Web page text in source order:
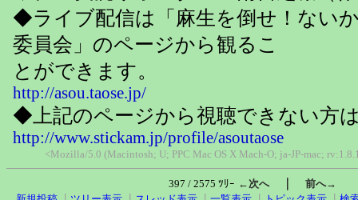
◆ライブ配信は「麻生を倒せ！ない
委員会」のページから観るこ
とができます。
http://asou.taose.jp/
◆上記のページから視聴できない方
http://www.stickam.jp/profile/asoutaose
<Mozilla/5.0 (Macintosh; U; PPC Mac OS X Mach-O; ja-JP-mac;
397 / 2575 ﾂﾘｰ ←次へ｜ 前へ→